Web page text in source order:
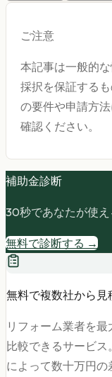
ご注意
本記事は一般的
採択を保証する
の要件や申請方
確認ください。
補助金診断
30秒であなたが使
無料で診断する →
無料で複数社から見
リフォーム業者を
比較できるサービ
によって数十万円